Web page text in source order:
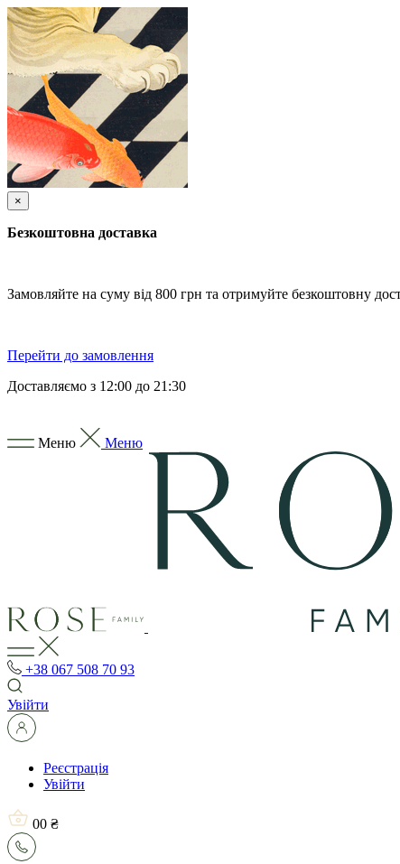
×
Безкоштовна доставка
Замовляйте на суму від 800 грн та отримуйте безкоштовну
Перейти до замовлення
Доставляємо з 12:00 до 21:30
Меню Меню
+38 067 508 70 93
Увійти
Реєстрація
Увійти
00 ₴